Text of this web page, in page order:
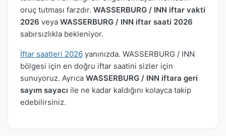
oruç tutması farzdır. WASSERBURG / INN iftar vakti
2026 veya WASSERBURG / INN iftar saati 2026
sabırsızlıkla bekleniyor.
İftar saatleri 2026 yanınızda. WASSERBURG / INN
bölgesi için en doğru iftar saatini sizler için
sunuyoruz. Ayrıca WASSERBURG / INN iftara geri
sayım sayacı ile ne kadar kaldığını kolayca takip
edebilirsiniz.